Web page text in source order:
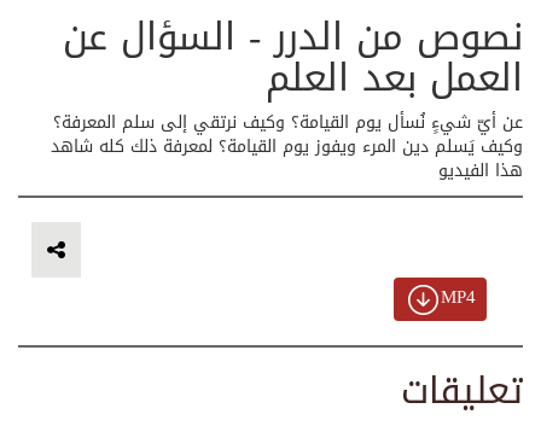
نصوص من الدرر - السؤال عن
العمل بعد العلم
عن أيّ شيءٍ نُسأل يوم القيامة؟ وكيف نرتقي إلى سلم المعرفة؟
وكيف يَسلم دين المرء ويفوز يوم القيامة؟ لمعرفة ذلك كله شاهد
هذا الفيديو
MP4
تعليقات